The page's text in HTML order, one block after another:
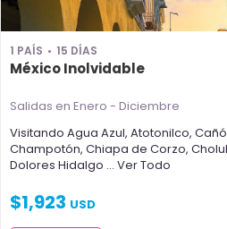
1 PAÍS 15 DÍAS
México Inolvidable
Salidas en Enero - Diciembre
Visitando Agua Azul, Atotonilco,
Champotón, Chiapa de Corzo,
Dolores Hidalgo ... Ver Todo
$1,923 USD